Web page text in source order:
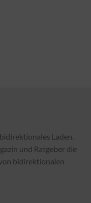
Laden.
und Ratgeber die
bidirektionalen